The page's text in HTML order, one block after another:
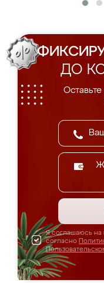
ДО
Я соглашаюсь на
согласно